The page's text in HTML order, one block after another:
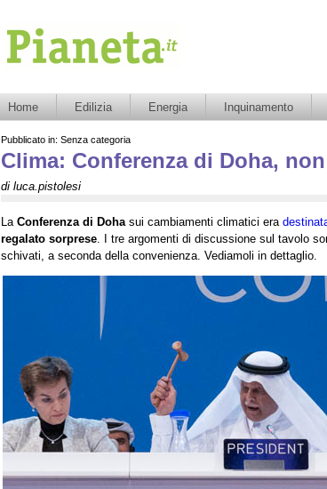
Home Edilizia Energia Inquinamento
Pubblicato in: Senza categoria
Clima: Conferenza di Doha,
di luca.pistolesi
La Conferenza di Dohasui cambiamenti climatici era
regalato sorprese. I tre argomenti di discussione sul tavolo
schivati, a seconda della convenienza. Vediamoli in dettaglio.